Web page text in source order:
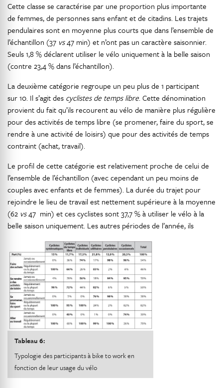
Cette classe se caractérise par une proportion plus importante
de femmes, de personnes sans enfant et de citadins. Les trajets
pendulaires sont en moyenne plus courts que dans l’ensemble de
l’échantillon (37 vs47 min) et n’ont pas un caractère saisonnier.
Seuls 1,8 % déclarent utiliser le vélo uniquement à la belle saison
(contre 23,4 % dans l’échantillon).
La deuxième catégorie regroupe un peu plus de 1 participant
sur 10. Il s’agit des cyclistes de temps libre. Cette dénomination
provient du fait qu’ils recourent au vélo de manière plus régulière
pour des activités de temps libre (se promener, faire du sport, se
rendre à une activité de loisirs) que pour des activités de temps
contraint (achat, travail).
Le profil de cette catégorie est relativement proche de celui de
l’ensemble de l’échantillon (avec cependant un peu moins de
couples avec enfants et de femmes). La durée du trajet pour
rejoindre le lieu de travail est nettement supérieure à la moyenne
(62 vs47 min) et ces cyclistes sont 37,7 % à utiliser le vélo à la
belle saison uniquement. Les autres périodes de l’année, ils
Tableau 6:
Typologie des participants à bike to work en
fonction de leur usage du vélo